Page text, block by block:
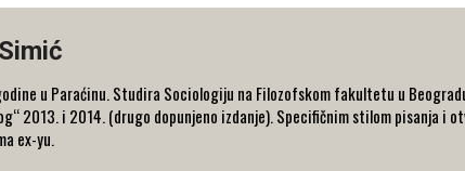
u Paraćinu. Studira Sociologiju na Filozofskom fakultetu u
2013. i 2014. (drugo dopunjeno izdanje). Specifičnim stilom pisanja i
ex-yu.